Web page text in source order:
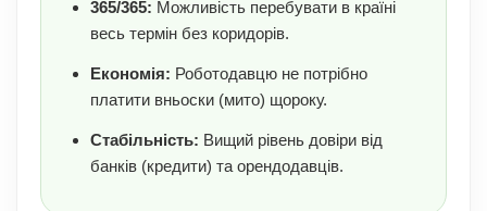
365/365: Можливість перебувати в країні
весь термін без коридорів.
Економія: Роботодавцю не потрібно
платити вньоски (мито) щороку.
Стабільність: Вищий рівень довіри від
банків (кредити) та орендодавців.